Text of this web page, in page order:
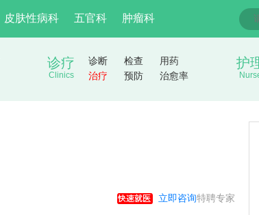
皮肤性病科 五官科 肿瘤科
诊疗
Clinics
诊断 检查
用药
治疗
预防 治愈率
护
立即咨询特聘专家